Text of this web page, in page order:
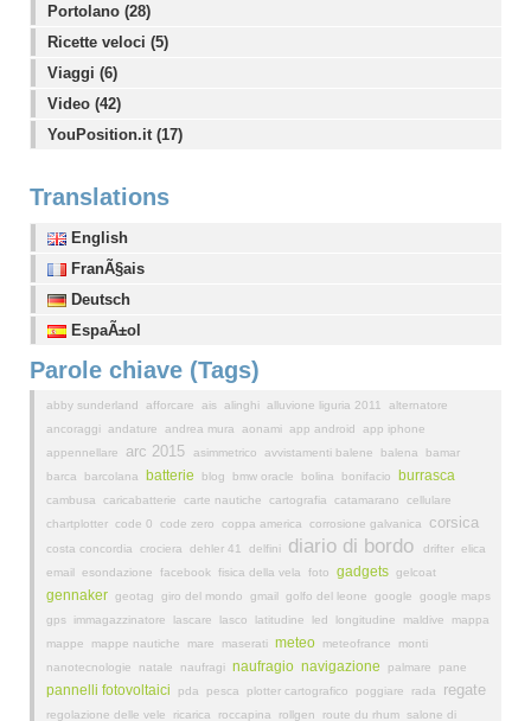
Portolano (28)
Ricette veloci (5)
Viaggi (6)
Video (42)
YouPosition.it (17)
Translations
English
FranÃ§ais
Deutsch
EspaÃ±ol
Parole chiave (Tags)
abby sunderland afforcare ais alinghi alluvione liguria 2011
alternatore
ancoraggi andature andrea mura aonami app android
app iphone
appennellare
arc 2015 asimmetrico avvistamenti balene balena
bamar
barca
barcolana batterie blog bmw oracle bolina bonifacio burrasca
cambusa caricabatterie carte nautiche cartografia catamarano
cellulare
chartplotter code 0 code zero coppa america corrosione galvanica corsica
costa concordia crociera dehler 41 delfini diario di bordo drifter elica
email esondazione facebook fisica della vela foto gadgets gelcoat
gennaker geotag giro del mondo gmail golfo del leone google
google maps
gps
immagazzinatore lascare lasco latitudine led longitudine maldive
mappa
mappe
mappe nautiche mare maserati meteo meteofrance
monti
nanotecnologie
natale naufragi naufragio navigazione palmare pane
pannelli fotovoltaici pda pesca plotter cartografico poggiare rada regate
regolazione delle vele ricarica roccapina rollgen route du rhum salone di